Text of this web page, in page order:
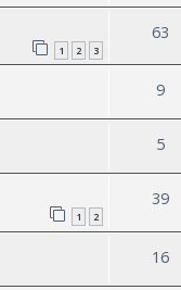
1 2 3
63
9
5
1 2
39
16